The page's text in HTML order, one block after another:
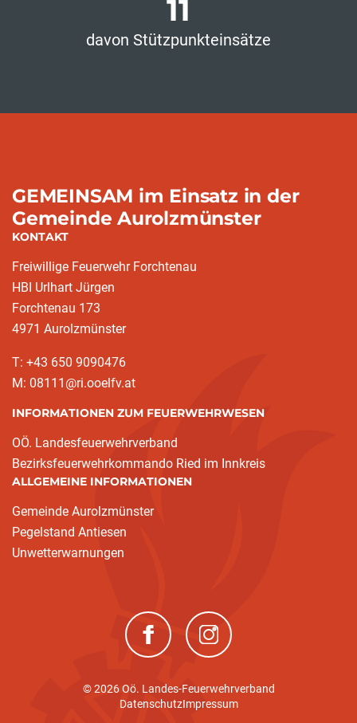
11
davon Stützpunkteinsätze
GEMEINSAM im Einsatz in der
Gemeinde Aurolzmünster
KONTAKT
Freiwillige Feuerwehr Forchtenau
HBI Urlhart Jürgen
Forchtenau 173
4971 Aurolzmünster
T: +43 650 9090476
M: 08111@ri.ooelfv.at
INFORMATIONEN ZUM FEUERWEHRWESEN
OÖ. Landesfeuerwehrverband
Bezirksfeuerwehrkommando Ried im Innkreis
ALLGEMEINE INFORMATIONEN
Gemeinde Aurolzmünster
Pegelstand Antiesen
Unwetterwarnungen
(neues Fenster)(neues Fenster)
© 2026 Oö. Landes-Feuerwehrverband
DatenschutzImpressum